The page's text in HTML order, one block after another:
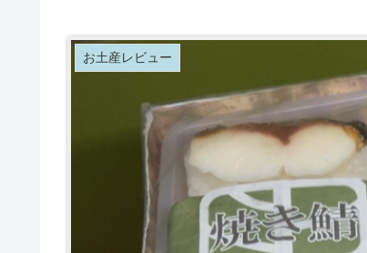
お土産レビュー